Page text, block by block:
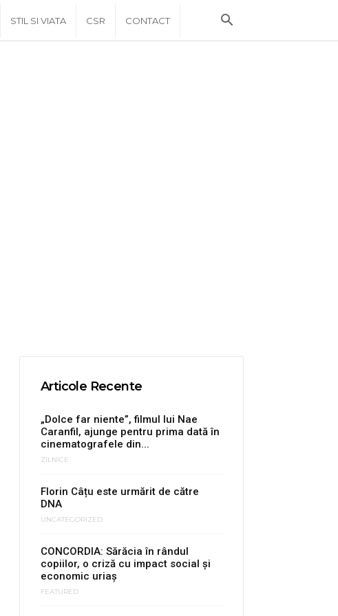
STIL SI VIATA CSR CONTACT
Articole Recente
„Dolce far niente”, filmul lui Nae
Caranfil, ajunge pentru prima dată în
cinematografele din...
ZILNICE
Florin Câțu este urmărit de către
DNA
UNCATEGORIZED
CONCORDIA: Sărăcia în rândul
copiilor, o criză cu impact social și
economic uriaș
FEATURED